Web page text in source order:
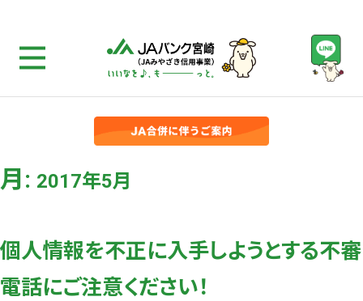
月: 2017年5月
個人情報を不正に入手しようとする不審
電話にご注意ください！